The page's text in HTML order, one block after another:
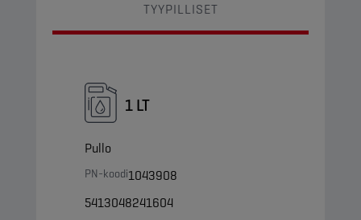
TYYPILLISET
1 LT
Pullo
PN-koodi1043908
5413048241604